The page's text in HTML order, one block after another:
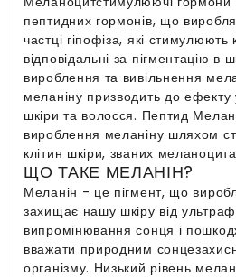
пептидних гормонів, що
частці гіпофіза, які
відповідальні за пігментацію в
вироблення та вивільнення
меланіну призводить до ефекту
шкіри та волосся. Пептид
вироблення меланіну шляхом
клітин шкіри, званих
ЩО ТАКЕ МЕЛАНІН?
Меланін - це пігмент, що
захищає нашу шкіру від
випромінювання сонця і
вважати природним
організму. Низький рівень